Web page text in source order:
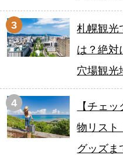
3
札幌観光
は？絶対
穴場観光
4
【チェ
物リスト
グッズま